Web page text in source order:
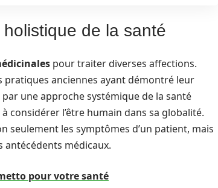
de la santé
pour traiter diverses affections.
pratiques anciennes ayant démontré leur
une approche systémique de la santé
considérer l’être humain dans sa globalité.
seulement les symptômes d’un patient, mais
antécédents médicaux.
pour votre santé